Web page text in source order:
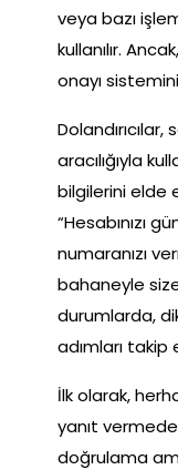
veya bazı
kullanılır.
onayı
aracılığıyla
bilgilerini elde
“Hesabınızı
numaranızı
bahaneyle
durumlarda,
adımları
İlk olarak,
yanıt
doğrulama